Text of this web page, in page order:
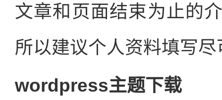
文章和页面结束为止的
所以建议个人资料填写
wordpress主题下载